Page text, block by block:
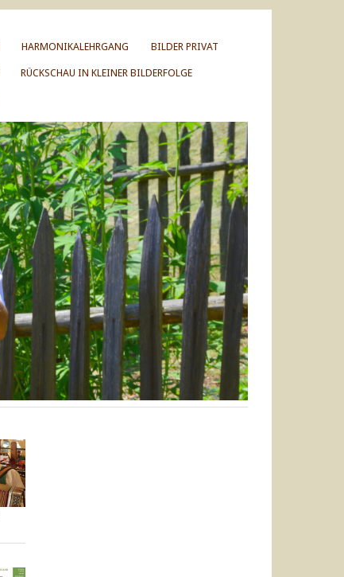
HARMONIKALEHRGANG BILDER PRIVAT
RÜCKSCHAU IN KLEINER BILDERFOLGE